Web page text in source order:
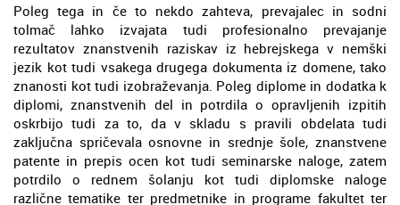
Poleg tega in če to nekdo zahteva, prevajalec in sodni
tolmač lahko izvajata tudi profesionalno prevajanje
rezultatov znanstvenih raziskav iz hebrejskega v nemški
jezik kot tudi vsakega drugega dokumenta iz domene, tako
znanosti kot tudi izobraževanja. Poleg diplome in dodatka k
diplomi, znanstvenih del in potrdila o opravljenih izpitih
oskrbijo tudi za to, da v skladu s pravili obdelata tudi
zaključna spričevala osnovne in srednje šole, znanstvene
patente in prepis ocen kot tudi seminarske naloge, zatem
potrdilo o rednem šolanju kot tudi diplomske naloge
različne tematike ter predmetnike in programe fakultet ter